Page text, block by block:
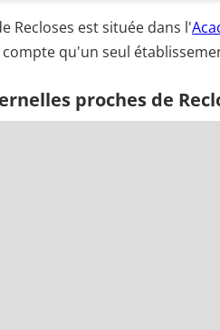
Recloses est située dans l'
compte qu'un seul
proches de